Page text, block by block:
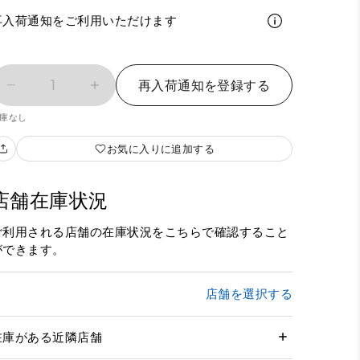
入荷通知をご利用いただけます
1 再入荷通知を登録する
なし
お気に入りに追加する
舗在庫状況
利用される店舗の在庫状況をこちらで確認すること
きます。
店舗を選択する
庫がある近隣店舗